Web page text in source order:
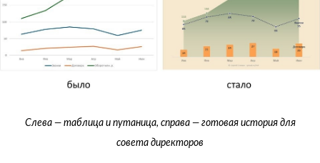
Слева — таблица и путаница, справа — готовая история для
совета директоров